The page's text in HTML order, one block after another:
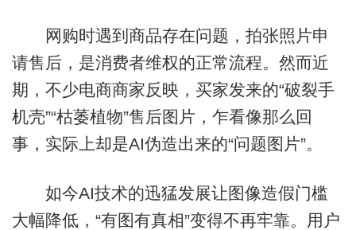
网购时遇到商品存在问题，拍张照片申
请售后，是消费者维权的正常流程。然而近
期，不少电商商家反映，买家发来的“破裂手
机壳”“枯萎植物”售后图片，乍看像那么回
事，实际上却是AI伪造出来的“问题图片”。
如今AI技术的迅猛发展让图像造假门槛
大幅降低，“有图有真相”变得不再牢靠。用户